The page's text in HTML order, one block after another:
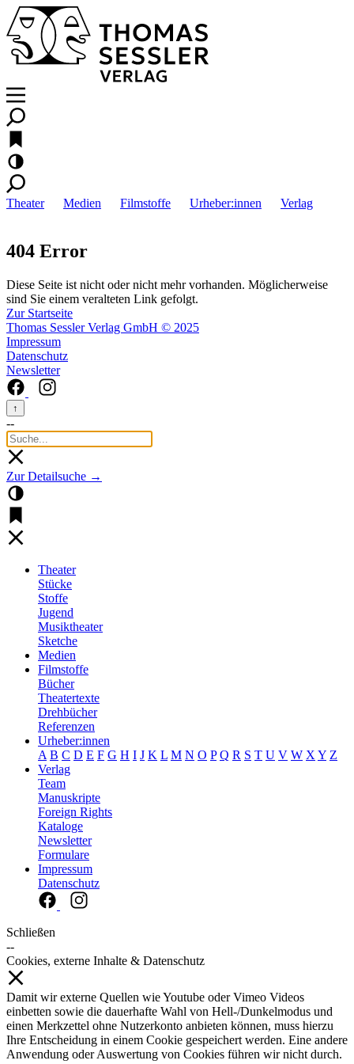
Theater Medien Filmstoffe Urheber:innen Verlag
404 Error
Diese Seite ist nicht oder nicht mehr vorhanden. Möglicherweise
sind Sie einem veralteten Link gefolgt.
Zur Startseite
Thomas Sessler Verlag GmbH © 2025
Impressum
Datenschutz
Newsletter
↑
--
Zur Detailsuche →
Theater
Stücke
Stoffe
Jugend
Musiktheater
Sketche
Medien
Filmstoffe
Bücher
Theatertexte
Drehbücher
Referenzen
Urheber:innen
A B C D E F G H I J K L M N O P Q R S T U V W X Y Z
Verlag
Team
Manuskripte
Foreign Rights
Kataloge
Newsletter
Formulare
Impressum
Datenschutz
Schließen
--
Cookies, externe Inhalte & Datenschutz
Damit wir externe Quellen wie Youtube oder Vimeo Videos
einbetten sowie die dauerhafte Wahl von Hell-/Dunkelmodus und
einen Merkzettel ohne Nutzerkonto anbieten können, muss hierzu
Ihre Entscheidung in einem Cookie gespeichert werden. Eine andere
Anwendung oder Auswertung von Cookies führen wir nicht durch.